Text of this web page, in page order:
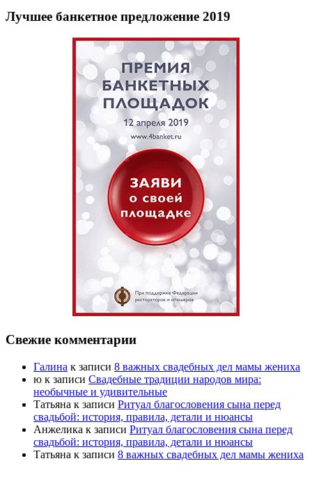
Лучшее банкетное предложение 2019
Свежие комментарии
Галина к записи 8 важных свадебных дел мамы жениха
ю к записи Свадебные традиции народов мира:
необычные и удивительные
Татьяна к записи Ритуал благословения сына перед
свадьбой: история, правила, детали и нюансы
Анжелика к записи Ритуал благословения сына перед
свадьбой: история, правила, детали и нюансы
Татьяна к записи 8 важных свадебных дел мамы жениха